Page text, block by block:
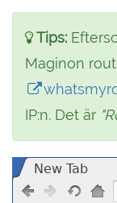
Tips:
Maginon
IP:n. Det är